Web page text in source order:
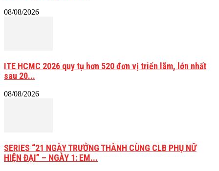
08/08/2026
ITE HCMC 2026 quy tụ hơn 520 đơn vị triển lãm, lớn nhất
sau 20...
08/08/2026
SERIES “21 NGÀY TRƯỞNG THÀNH CÙNG CLB PHỤ NỮ
HIỆN ĐẠI” – NGÀY 1: EM...